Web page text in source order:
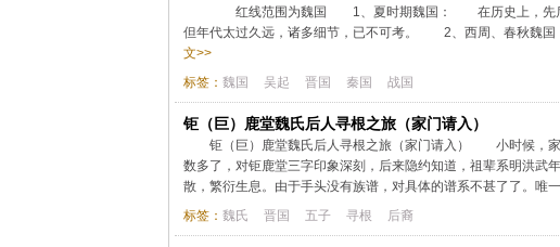
红线范围为魏国 1、夏时期魏国： 在历史上，先后有
但年代太过久远，诸多细节，已不可考。 2、西周、春秋魏
文>>
标签： 魏国 吴起 晋国 秦国 战国
钜（巨）鹿堂魏氏后人寻根之旅（家门请入）
钜（巨）鹿堂魏氏后人寻根之旅（家门请入） 小时候，家
数多了，对钜鹿堂三字印象深刻，后来隐约知道，祖辈系明洪武
散，繁衍生息。由于手头没有族谱，对具体的谱系不甚了了。唯
标签： 魏氏 晋国 五子 寻根 后裔